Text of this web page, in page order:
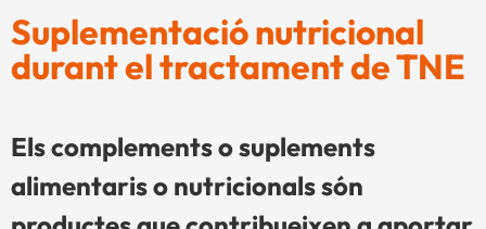
Suplementació nutricional
durant el tractament de TNE
Els complements o suplements
alimentaris o nutricionals són